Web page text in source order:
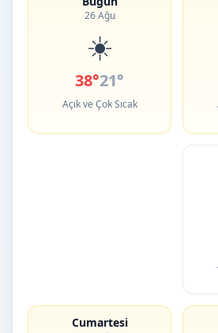
26 Ağu
☀️
38°21°
Açık ve Çok Sıcak
Cumartesi